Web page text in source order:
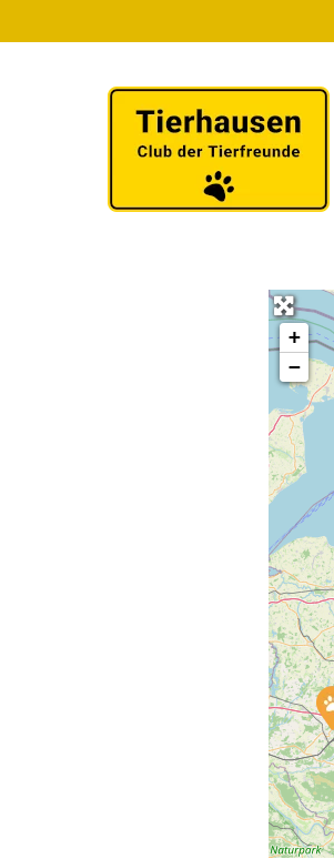
Inhalt
+
−